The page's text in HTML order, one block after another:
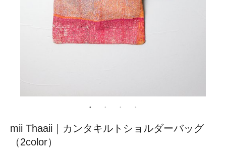
mii Thaaii｜カンタキルトショルダーバッグ
（2color）